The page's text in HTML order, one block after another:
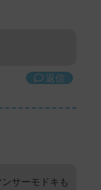
返信
サーモドキも